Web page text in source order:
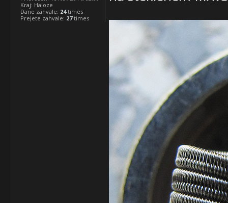
Kraj: Haloze
Dane zahvale: 24times
Prejete zahvale: 27times